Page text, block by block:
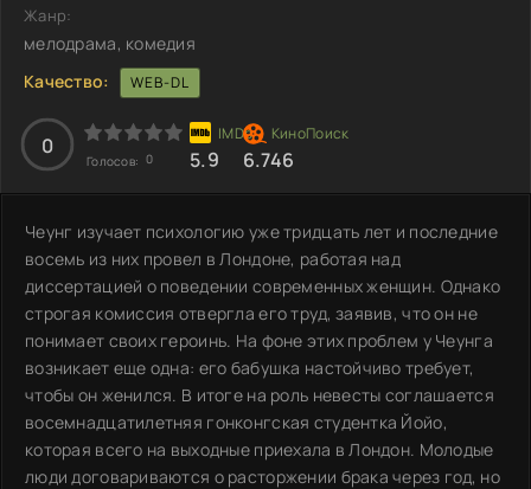
Жанр:
мелодрама, комедия
Качество:
WEB-DL
0
Голосов: 0 5.9 6.746
Чеунг изучает психологию уже тридцать лет и последние
восемь из них провел в Лондоне, работая над
диссертацией о поведении современных женщин. Однако
строгая комиссия отвергла его труд, заявив, что он не
понимает своих героинь. На фоне этих проблем у Чеунга
возникает еще одна: его бабушка настойчиво требует,
чтобы он женился. В итоге на роль невесты соглашается
восемнадцатилетняя гонконгская студентка Йойо,
которая всего на выходные приехала в Лондон. Молодые
люди договариваются о расторжении брака через год, но